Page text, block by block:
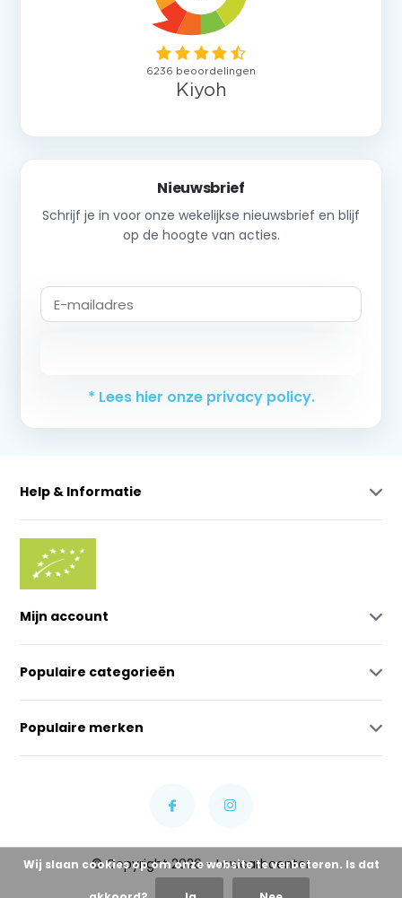
Nieuwsbrief
Schrijf je in voor onze wekelijkse nieuwsbrief en blijf
op de hoogte van acties.
* Lees hier onze privacy policy.
Help & Informatie
Mijn account
Populaire categorieën
Populaire merken
© Copyright 2026 - Lowcarbcenter
Wij slaan cookies op om onze website te verbeteren. Is dat